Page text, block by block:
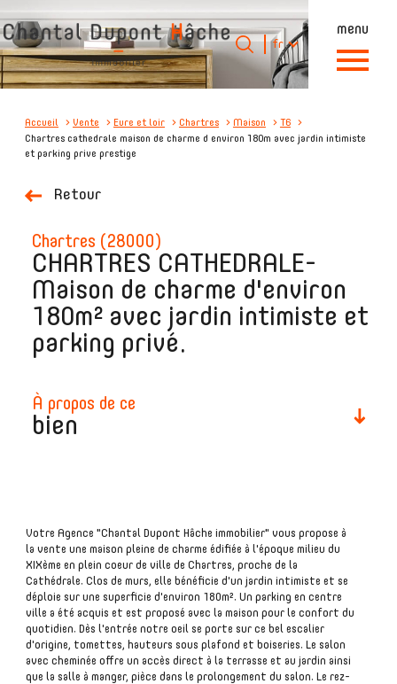
menu
Langue
fr
Accueil
0
Langue
fr
Accueil Vente Eure et loir Chartres Maison
T6
Chartres cathedrale maison de charme d environ 180m avec jardin intimiste
et parking prive prestige
Retour
chartres (28000)
CHARTRES CATHEDRALE-
Maison de charme d'environ
180m² avec jardin intimiste et
parking privé.
à propos de ce
bien
plus d'informations
financières
plus de
détails
Votre Agence "Chantal Dupont Hâche immobilier" vous propose à
la vente une maison pleine de charme édifiée à l'époque milieu du
XIXème en plein coeur de ville de Chartres, proche de la
Cathédrale. Clos de murs, elle bénéficie d'un jardin intimiste et se
déploie sur une superficie d'environ 180m². Un parking en centre
ville a été acquis et est proposé avec la maison pour le confort du
quotidien. Dès l'entrée notre oeil se porte sur ce bel escalier
d'origine, tomettes, hauteurs sous plafond et boiseries. Le salon
avec cheminée offre un accès direct à la terrasse et au jardin ainsi
que la salle à manger, pièce dans le prolongement du salon. Le rez-